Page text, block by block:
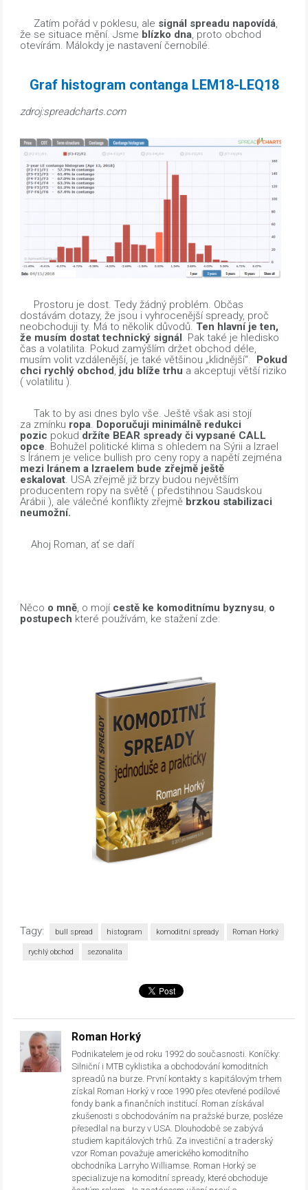
Zatím pořád v poklesu, ale signál spreadu napovídá,
že se situace mění. Jsme blízko dna, proto obchod
otevírám. Málokdy je nastavení černobílé.
Graf histogram contanga LEM18-LEQ18
zdroj:spreadcharts.com
Prostoru je dost. Tedy žádný problém. Občas
dostávám dotazy, že jsou i vyhrocenější spready, proč
neobchoduji ty. Má to několik důvodů. Ten hlavní je ten,
že musím dostat technický signál. Pak také je hledisko
čas a volatilita. Pokud zamýšlím držet obchod déle,
musím volit vzdálenější, je také většinou „klidnější“.
Pokud
chci rychlý obchod, jdu blíže trhu a akceptuji větší riziko
( volatilitu ).
Tak to by asi dnes bylo vše. Ještě však asi stojí
za zmínku ropa. Doporučuji minimálně redukci
pozic pokud držíte BEAR spready či vypsané CALL
opce. Bohužel politické klima s ohledem na Sýrii a Izrael
s Íránem je velice bullish pro ceny ropy a napětí zejména
mezi Iránem a Izraelem bude zřejmě ještě
eskalovat. USA zřejmě již brzy budou největším
producentem ropy na světě ( předstihnou Saudskou
Arábii ), ale válečné konflikty zřejmě brzkou stabilizaci
neumožní.
Ahoj Roman, ať se daří
Něco o mně, o mojí cestě ke komoditnímu byznysu, o
postupech které používám, ke stažení zde:
Tagy: bull spread histogram komoditní spready Roman Horký
rychlý obchod sezonalita
Roman Horký
Podnikatelem je od roku 1992 do současnosti. Koníčky:
Silniční i MTB cyklistika a obchodování komoditních
spreadů na burze. První kontakty s kapitálovým trhem
získal Roman Horký v roce 1990 přes otevřené podílové
fondy bank a finančních institucí. Roman získával
zkušenosti s obchodováním na pražské burze, posléze
přesedlal na burzy v USA. Dlouhodobě se zabývá
studiem kapitálových trhů. Za investiční a traderský
vzor Roman považuje amerického komoditního
obchodníka Larryho Williamse. Roman Horký se
specializuje na komoditní spready, které obchoduje